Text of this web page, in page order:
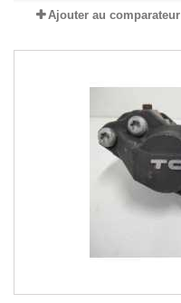
Ajouter au comparateur